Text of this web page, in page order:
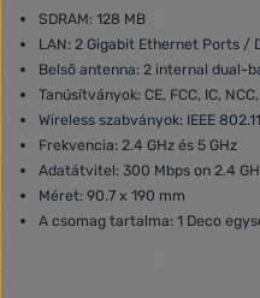
SDRAM: 128 MB
LAN: 2 Gigabit Ethernet Ports /
Belső antenna: 2 internal dual-
Tanúsítványok: CE, FCC, IC,
Wireless szabványok: IEEE
Frekvencia: 2.4 GHz és 5 GHz
Adatátvitel: 300 Mbps on 2.4
Méret: 90.7 x 190 mm
A csomag tartalma: 1 Deco